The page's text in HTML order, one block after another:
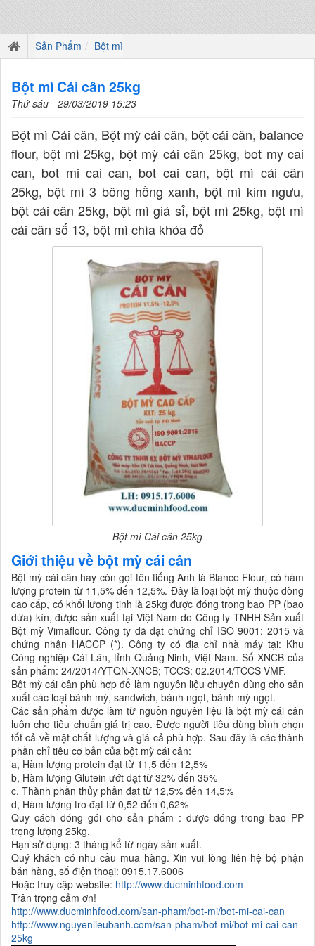
Sản Phẩm Bột mì
Bột mì Cái cân 25kg
Thứ sáu - 29/03/2019 15:23
Bột mì Cái cân, Bột mỳ cái cân, bột cái cân, balance
flour, bột mì 25kg, bột mỳ cái cân 25kg, bot my cai
can, bot mi cai can, bot cai can, bột mì cái cân
25kg, bột mì 3 bông hồng xanh, bột mì kim ngưu,
bột cái cân 25kg, bột mì giá sỉ, bột mì 25kg, bột mì
cái cân số 13, bột mì chìa khóa đỏ
Bột mì Cái cân 25kg
Giới thiệu về bột mỳ cái cân
Bột mỳ cái cân hay còn gọi tên tiếng Anh là Blance Flour, có hàm
lượng protein từ 11,5% đến 12,5%. Đây là loại bột mỳ thuộc dòng
cao cấp, có khối lượng tịnh là 25kg được đóng trong bao PP (bao
dứa) kín, được sản xuất tại Việt Nam do Công ty TNHH Sản xuất
Bột mỳ Vimaflour. Công ty đã đạt chứng chỉ ISO 9001: 2015 và
chứng nhận HACCP (*). Công ty có địa chỉ nhà máy tại: Khu
Công nghiệp Cái Lân, tỉnh Quảng Ninh, Việt Nam. Số XNCB của
sản phẩm: 24/2014/YTQN-XNCB; TCCS: 02.2014/TCCS VMF.
Bột mỳ cái cân phù hợp để làm nguyên liệu chuyên dùng cho sản
xuất các loại bánh mỳ, sandwich, bánh ngọt, bánh mỳ ngọt.
Các sản phẩm được làm từ nguồn nguyên liệu là bột mỳ cái cân
luôn cho tiêu chuẩn giá trị cao. Được người tiêu dùng bình chọn
tốt cả về mặt chất lượng và giá cả phù hợp. Sau đây là các thành
phần chỉ tiêu cơ bản của bột mỳ cái cân:
a, Hàm lượng protein đạt từ 11,5 đến 12,5%
b, Hàm lượng Glutein ướt đạt từ 32% đến 35%
c, Thành phần thủy phần đạt từ 12,5% đến 14,5%
d, Hàm lượng tro đạt từ 0,52 đến 0,62%
Quy cách đóng gói cho sản phẩm : được đóng trong bao PP
trọng lượng 25kg,
Hạn sử dụng: 3 tháng kể từ ngày sản xuất.
Quý khách có nhu cầu mua hàng. Xin vui lòng liên hệ bộ phận
bán hàng, số điện thoại: 0915.17.6006
Hoặc truy cập website: http://www.ducminhfood.com
Trân trọng cảm ơn!
http://www.ducminhfood.com/san-pham/bot-mi/bot-mi-cai-can
http://www.nguyenlieubanh.com/san-pham/bot-mi/bot-mi-cai-can-
25kg